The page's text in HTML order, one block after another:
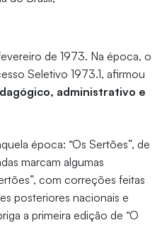
de 1973. Na época, o
Seletivo 1973.1, afirmou
administrativo e
época: “Os Sertões”, de
marcam algumas
com correções feitas
posteriores nacionais e
a primeira edição de “O